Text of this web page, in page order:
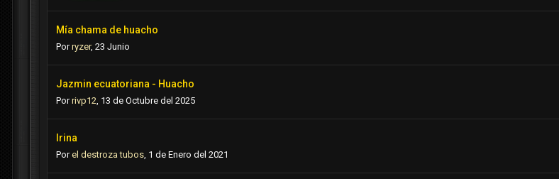
Mía chama de huacho
Porryzer, 23 Junio
Jazmin ecuatoriana - Huacho
Porrivp12 13 de Octubre del 2025
Irina
Porel destroza tubos 1 de Enero del 2021